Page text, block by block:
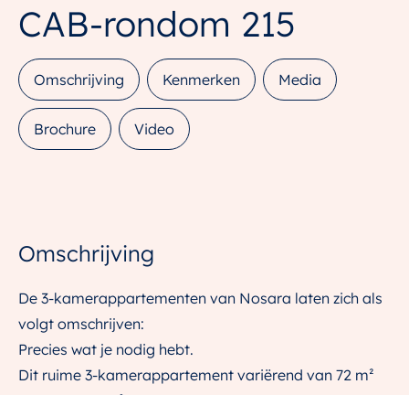
CAB-rondom 215
Omschrijving Kenmerken Media
Brochure Video
Omschrijving
De 3-kamerappartementen van Nosara laten zich als
volgt omschrijven:
Precies wat je nodig hebt.
Dit ruime 3-kamerappartement variërend van 72 m²